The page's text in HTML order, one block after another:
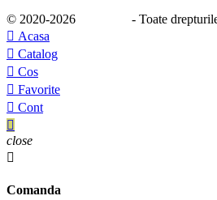
© 2020-2026
- Toate
 Acasa
 Catalog
 Cos
 Favorite
 Cont

close

Comanda